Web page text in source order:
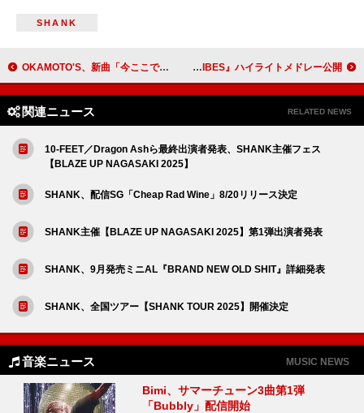
SHANK
OKAMOTO'S、新曲「今ここで」 配信リリース SEVENTEENのユニット・CxM、ミニアルバム『HYPE VIBES』ハイライトメドレー公開
関連ニュース RELATED NEWS
10-FEET／Dragon Ashら最終出演者発表、SHANK主催フェス
【BLAZE UP NAGASAKI 2025】
SHANK、配信SG「Cheap Rad Wine」8/20リリース決定
SHANK主催【BLAZE UP NAGASAKI 2025】第1弾出演者発表
SHANK、9月発売ミニAL『BRAND NEW OLD SHIT』詳細発表
SHANK、全国ツアー【SHANK TOUR 2025】開催決定
音楽ニュース MUSIC NEWS
Bimi、サマーチューン3曲第1弾
「Bubbly」配信開始